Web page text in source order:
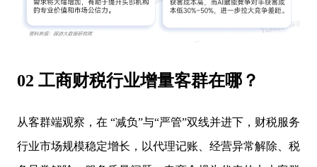
02 工商财税行业增量客群在哪？
从客群端观察，在 “减负”与“严管”双线并进下，财税服务
行业市场规模稳定增长，以代理记账、经营异常解除、税